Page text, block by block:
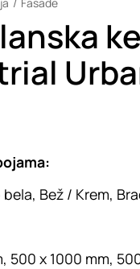
bela, Bež / Krem,
500 x 1000 mm,